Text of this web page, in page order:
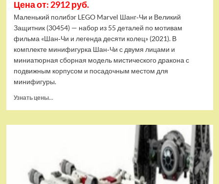
Цена от: 2912 руб.
Маленький полибэг LEGO Marvel Шанг‑Чи и Великий
Защитник (30454) — набор из 55 деталей по мотивам
фильма «Шан‑Чи и легенда десяти колец» (2021). В
комплекте минифигурка Шан‑Чи с двумя лицами и
миниатюрная сборная модель мистического дракона с
подвижным корпусом и посадочным местом для
минифигуры.
Узнать цены...
(EU)
Шанг-
Чи
и